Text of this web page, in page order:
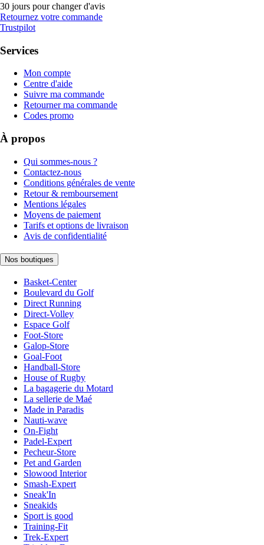
30 jours pour changer d'avis
Retournez votre commande
Trustpilot
Services
Mon compte
Centre d'aide
Suivre ma commande
Retourner ma commande
Codes promo
À propos
Qui sommes-nous ?
Contactez-nous
Conditions générales de vente
Retour & remboursement
Mentions légales
Moyens de paiement
Tarifs et options de livraison
Avis de confidentialité
Nos boutiques
Basket-Center
Boulevard du Golf
Direct Running
Direct-Volley
Espace Golf
Foot-Store
Galop-Store
Goal-Foot
Handball-Store
House of Rugby
La bagagerie du Motard
La sellerie de Maé
Made in Paradis
Nauti-wave
On-Fight
Padel-Expert
Pecheur-Store
Pet and Garden
Slowood Interior
Smash-Expert
Sneak'In
Sneakids
Sport is good
Training-Fit
Trek-Expert